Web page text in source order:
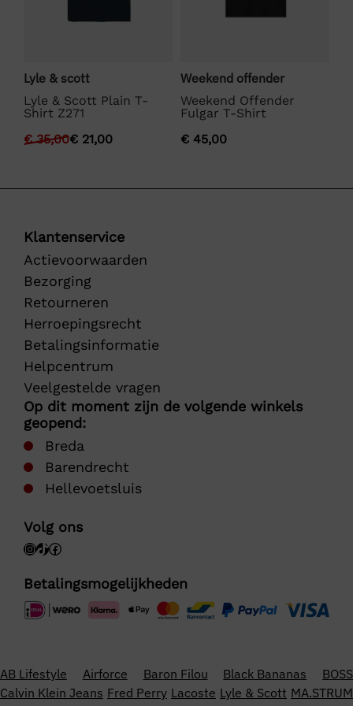
Lyle & scott
Lyle & Scott Plain T-
Shirt Z271
€35,00€ 21,00
Weekend offender
Weekend Offender
Fulgar T-Shirt
€ 45,00
Klantenservice
Actievoorwaarden
Bezorging
Retourneren
Herroepingsrecht
Betalingsinformatie
Helpcentrum
Veelgestelde vragen
Op dit moment zijn de volgende winkels
geopend:
Breda
Barendrecht
Hellevoetsluis
Volg ons
Betalingsmogelijkheden
AB Lifestyle Airforce Baron Filou Black Bananas
BOSS
Calvin Klein Jeans Fred Perry Lacoste Lyle & Scott MA.STRUM